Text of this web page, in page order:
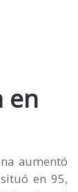
en
aumentó
en 95,